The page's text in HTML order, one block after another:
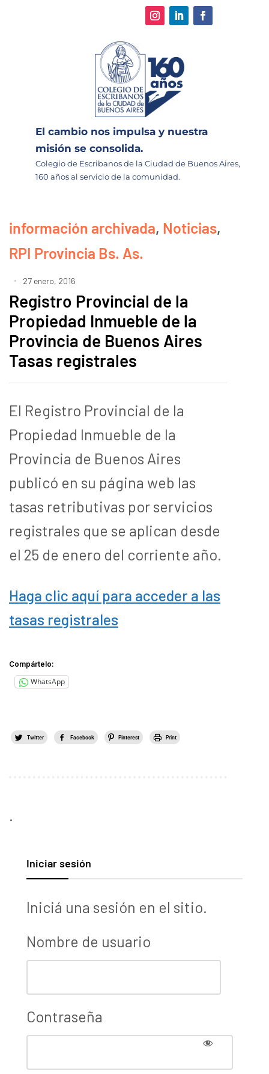
El cambio nos impulsa y nuestra
misión se consolida.
Colegio de Escribanos de la Ciudad de Buenos Aires,
160 años al servicio de la comunidad.
información archivada, Noticias,
RPI Provincia Bs. As.
27 enero, 2016
Registro Provincial de la
Propiedad Inmueble de la
Provincia de Buenos Aires
Tasas registrales
El Registro Provincial de la
Propiedad Inmueble de la
Provincia de Buenos Aires
publicó en su página web las
tasas retributivas por servicios
registrales que se aplican desde
el 25 de enero del corriente año.
Haga clic aquí para acceder a las
tasas registrales
Compártelo:
WhatsApp
Twitter Facebook Pinterest Print
.
Iniciar sesión
Iniciá una sesión en el sitio.
Nombre de usuario
Contraseña